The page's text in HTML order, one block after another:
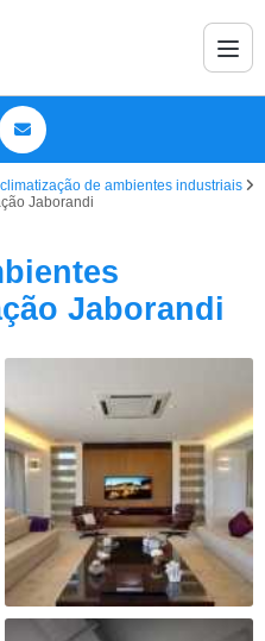
climatização de ambientes industriais
Jaborandi
Jaborandi